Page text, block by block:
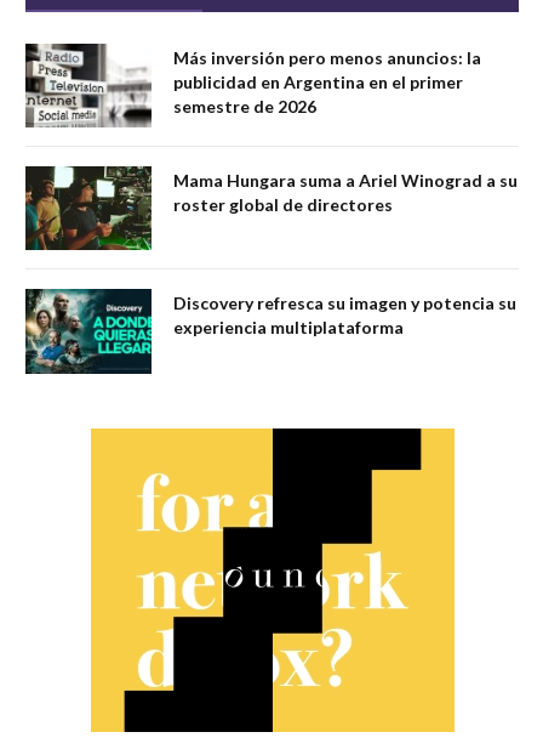
Más inversión pero menos anuncios: la
publicidad en Argentina en el primer
semestre de 2026
Mama Hungara suma a Ariel Winograd a su
roster global de directores
Discovery refresca su imagen y potencia su
experiencia multiplataforma